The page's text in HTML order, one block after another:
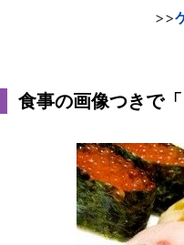
>>
食事の画像つきで「